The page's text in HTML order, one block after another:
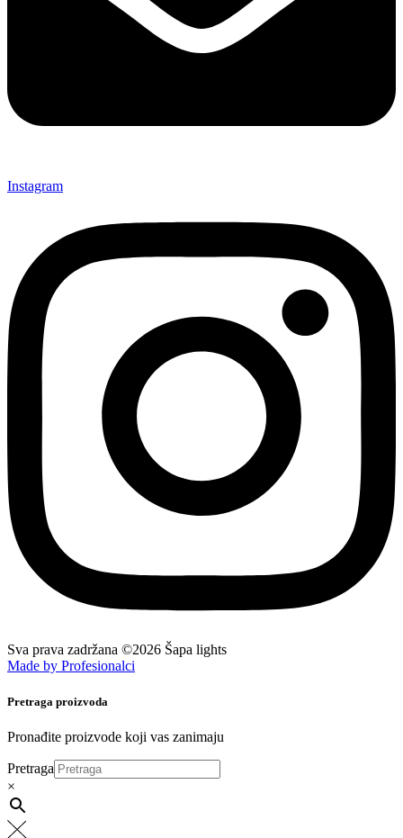
Instagram
Sva prava zadržana ©2026 Šapa lights
Made by Profesionalci
Pretraga proizvoda
Pronađite proizvode koji vas zanimaju
Pretraga
×